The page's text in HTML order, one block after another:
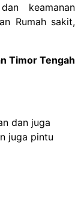
keamanan
Rumah sakit,
Timor Tengah
dan juga
juga pintu